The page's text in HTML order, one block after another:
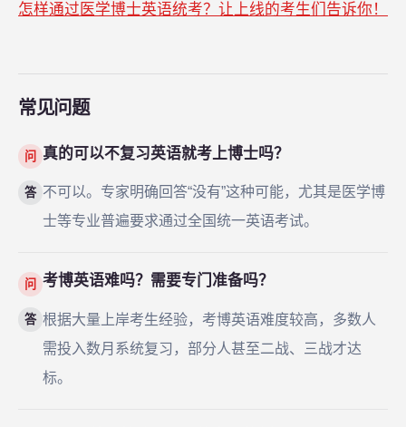
怎样通过医学博士英语统考？让上线的考生们告诉你！
常见问题
问 真的可以不复习英语就考上博士吗？
答 不可以。专家明确回答“没有”这种可能，尤其是医学博
士等专业普遍要求通过全国统一英语考试。
问 考博英语难吗？需要专门准备吗？
答 根据大量上岸考生经验，考博英语难度较高，多数人
需投入数月系统复习，部分人甚至二战、三战才达
标。